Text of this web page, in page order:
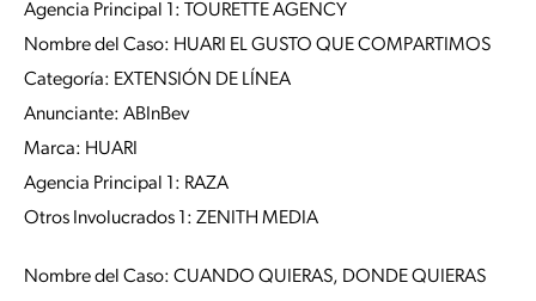
Agencia Principal 1: TOURETTE AGENCY
Nombre del Caso: HUARI EL GUSTO QUE COMPARTIMOS
Categoría: EXTENSIÓN DE LÍNEA
Anunciante: ABInBev
Marca: HUARI
Agencia Principal 1: RAZA
Otros Involucrados 1: ZENITH MEDIA
Nombre del Caso: CUANDO QUIERAS, DONDE QUIERAS